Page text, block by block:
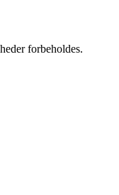
forbeholdes.